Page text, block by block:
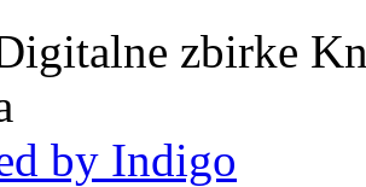
zbirke
by Indigo